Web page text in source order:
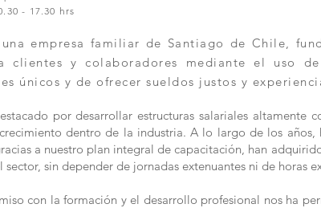
- 17.30 hrs
una empresa familiar de Santiago de Chile,
clientes y colaboradores mediante el uso
únicos y de ofrecer sueldos justos y
por desarrollar estructuras salariales
dentro de la industria. A lo largo de los años,
a nuestro plan integral de capacitación, han
sin depender de jornadas extenuantes ni de horas
con la formación y el desarrollo profesional nos ha